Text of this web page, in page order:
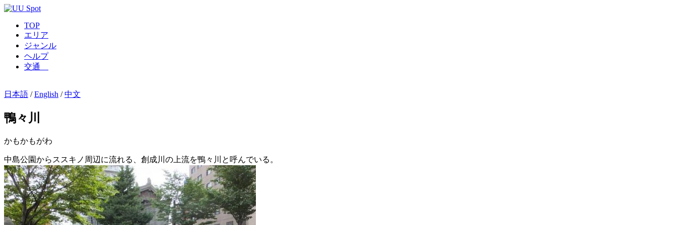
TOP
エリア
ジャンル
ヘルプ
交通
日本語 /English /中文
鴨々川
かもかもがわ
中島公園からススキノ周辺に流れる、創成川の上流を鴨々川と呼んでいる。